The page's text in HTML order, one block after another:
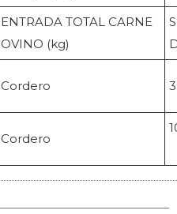
ENTRADA TOTAL CARNE
OVINO (kg)
Cordero
Cordero